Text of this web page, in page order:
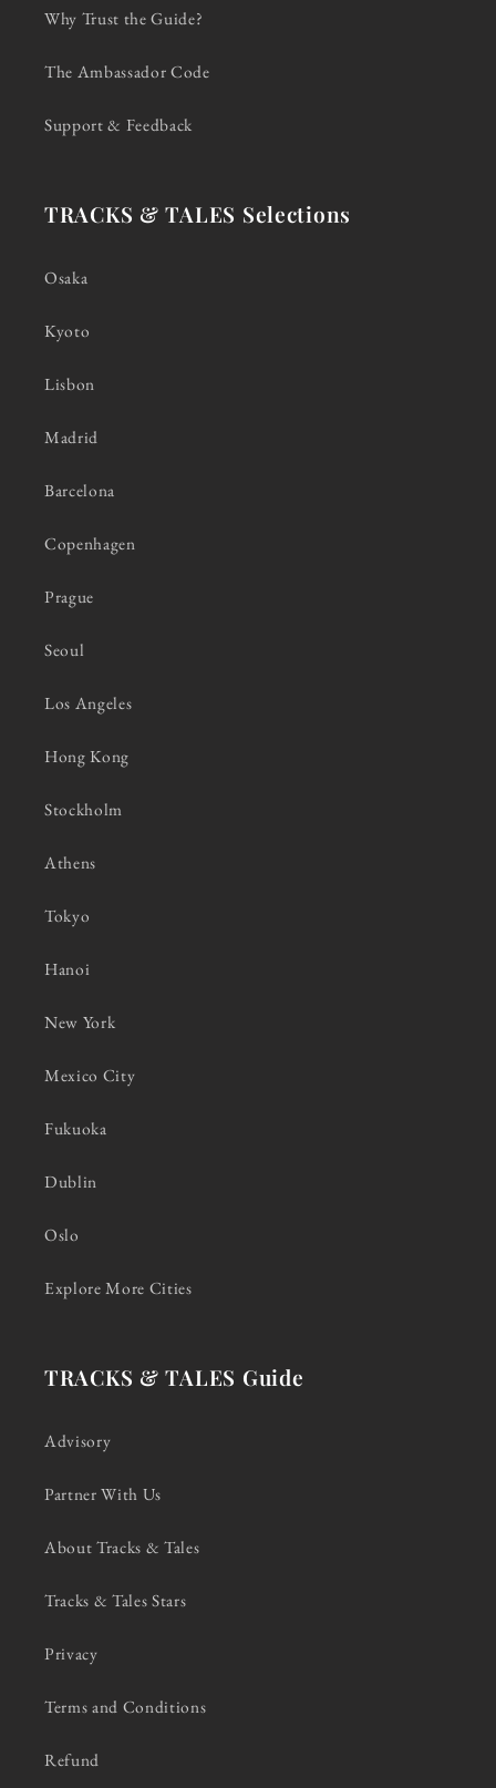
Why Trust the Guide?
The Ambassador Code
Support & Feedback
TRACKS & TALES Selections
Osaka
Kyoto
Lisbon
Madrid
Barcelona
Copenhagen
Prague
Seoul
Los Angeles
Hong Kong
Stockholm
Athens
Tokyo
Hanoi
New York
Mexico City
Fukuoka
Dublin
Oslo
Explore More Cities
TRACKS & TALES Guide
Advisory
Partner With Us
About Tracks & Tales
Tracks & Tales Stars
Privacy
Terms and Conditions
Refund